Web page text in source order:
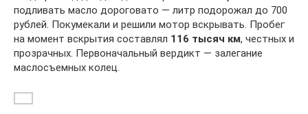
подливать масло дороговато — литр подорожал до 700
рублей. Покумекали и решили мотор вскрывать. Пробег
на момент вскрытия составлял 116 тысяч км, честных и
прозрачных. Первоначальный вердикт — залегание
маслосъемных колец.